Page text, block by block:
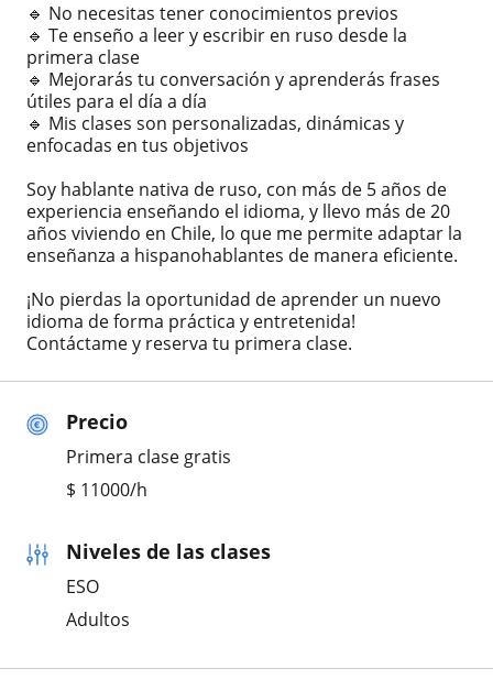
Precio
Primera clase gratis
$ 11000/h
Niveles de las clases
ESO
Adultos
🔹 No necesitas tener conocimientos previos
🔹 Te enseño a leer y escribir en ruso desde la
primera clase
🔹 Mejorarás tu conversación y aprenderás frases
útiles para el día a día
🔹 Mis clases son personalizadas, dinámicas y
enfocadas en tus objetivos
Soy hablante nativa de ruso, con más de 5 años de
experiencia enseñando el idioma, y llevo más de 20
años viviendo en Chile, lo que me permite adaptar la
enseñanza a hispanohablantes de manera eficiente.
¡No pierdas la oportunidad de aprender un nuevo
idioma de forma práctica y entretenida!
Contáctame y reserva tu primera clase.